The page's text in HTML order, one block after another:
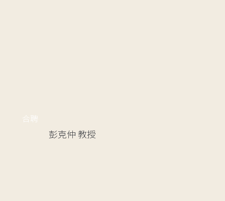
合聘
彭克仲教授